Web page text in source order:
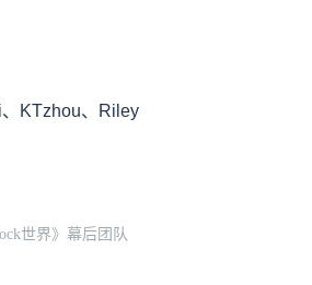
KTzhou、Riley
世界》幕后团队